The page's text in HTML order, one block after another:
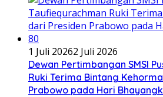
1 Juli 20262 Juli 2026
Dewan Pertimbangan SMSI
Ruki Terima Bintang
Prabowo pada Hari